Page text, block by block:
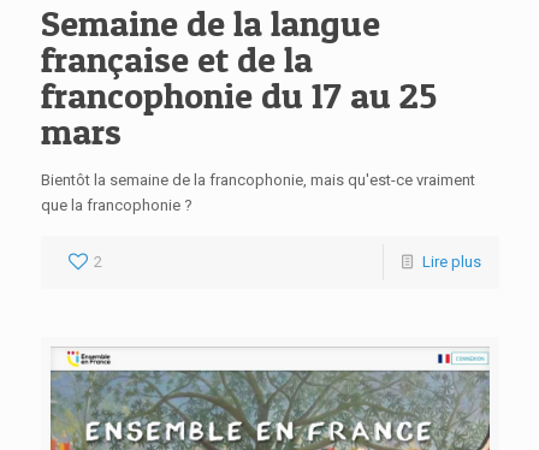
Semaine de la langue
française et de la
francophonie du 17 au 25
mars
Bientôt la semaine de la francophonie, mais qu'est-ce vraiment
que la francophonie ?
2 Lire plus